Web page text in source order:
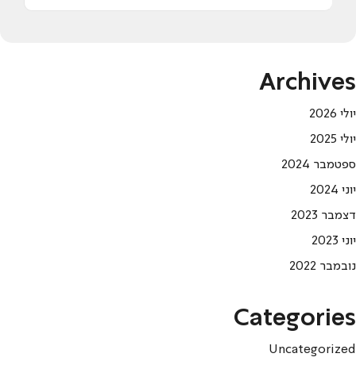
Archives
יולי 2026
יולי 2025
ספטמבר 2024
יוני 2024
דצמבר 2023
יוני 2023
נובמבר 2022
Categories
Uncategorized